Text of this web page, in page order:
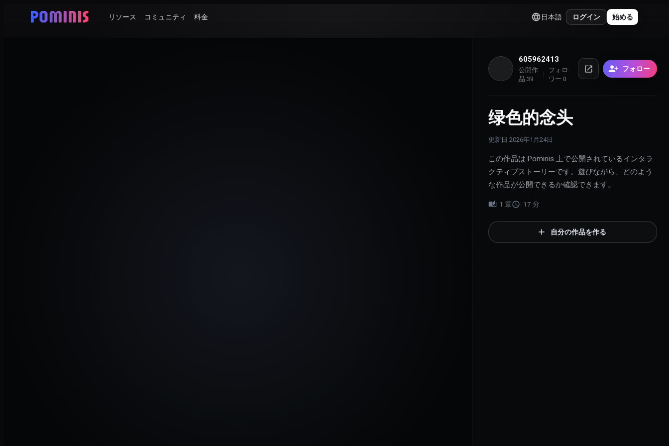
リソース コミュニティ 料金 日本語 ログイン 始める
605962413
公開作
品 39
フォロ
ワー 0
フォロー
绿色的念头
更新日 2026年1月24日
この作品は Pominis 上で公開されているインタラ
クティブストーリーです。遊びながら、どのよう
な作品が公開できるか確認できます。
1 章 17 分
自分の作品を作る